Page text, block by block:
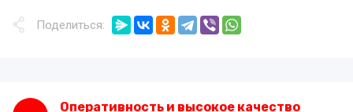
Поделиться:
Оперативность и высокое качество